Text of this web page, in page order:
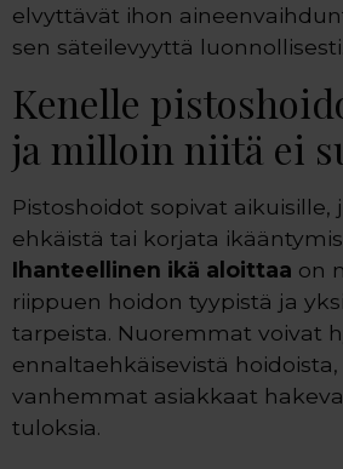
elvyttävät ihon
sen säteilevyyttä luonnollisesti.
Kenelle
ja milloin niitä ei
Pistoshoidot sopivat
ehkäistä tai korjata
Ihanteellinen ikä aloittaa on
riippuen hoidon tyypistä ja
tarpeista. Nuoremmat voivat
ennaltaehkäisevistä
vanhemmat asiakkaat
tuloksia.